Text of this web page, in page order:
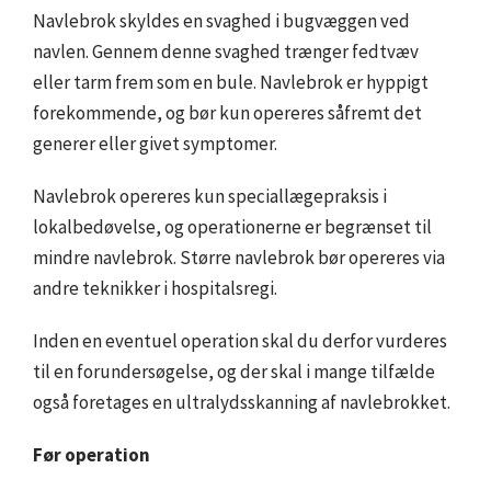
Navlebrok skyldes en svaghed i bugvæggen ved
navlen. Gennem denne svaghed trænger fedtvæv
eller tarm frem som en bule. Navlebrok er hyppigt
forekommende, og bør kun opereres såfremt det
generer eller givet symptomer.
Navlebrok opereres kun speciallægepraksis i
lokalbedøvelse, og operationerne er begrænset til
mindre navlebrok. Større navlebrok bør opereres via
andre teknikker i hospitalsregi.
Inden en eventuel operation skal du derfor vurderes
til en forundersøgelse, og der skal i mange tilfælde
også foretages en ultralydsskanning af navlebrokket.
Før operation